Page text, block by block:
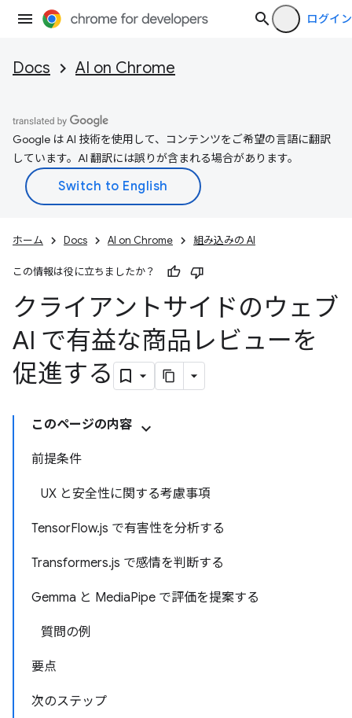
ログイン
Docs AI on Chrome
Google は AI 技術を使用して、コンテンツをご希望の言語に翻訳
しています。AI 翻訳には誤りが含まれる場合があります。
ホーム Docs AI on Chrome 組み込みの AI
この情報は役に立ちましたか？
クライアントサイドのウェブ
AI で有益な商品レビューを
促進する
このページの内容
前提条件
UX と安全性に関する考慮事項
TensorFlow.js で有害性を分析する
Transformers.js で感情を判断する
Gemma と MediaPipe で評価を提案する
質問の例
要点
次のステップ